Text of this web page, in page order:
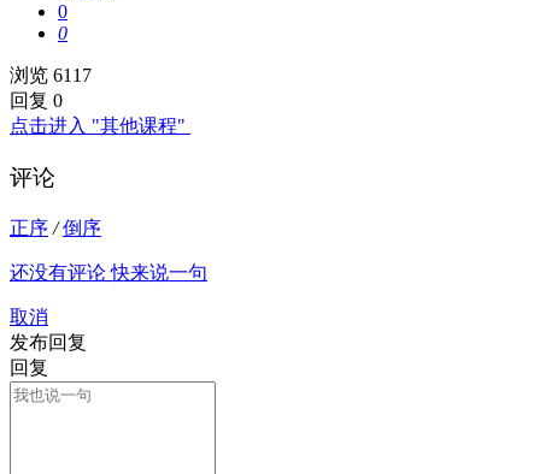
0
0
浏览 6117
回复 0
点击进入 "其他课程"
评论
正序 / 倒序
还没有评论 快来说一句
取消
发布回复
回复